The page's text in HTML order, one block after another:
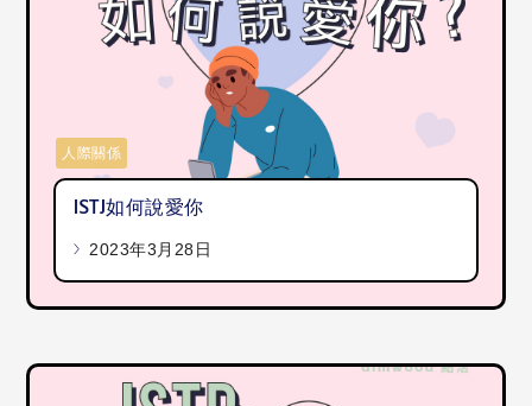
ISTJ如何說愛你
2023年3月28日
人際關係